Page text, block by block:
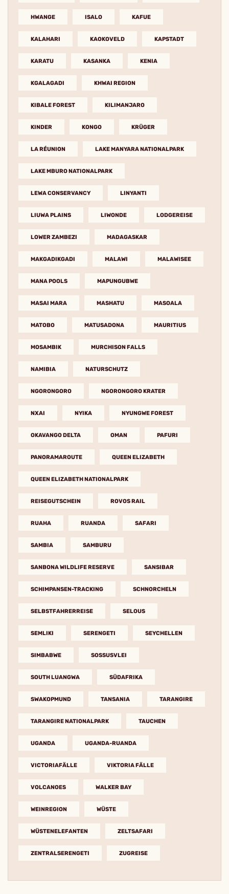
HWANGE ISALO KAFUE
KALAHARI KAOKOVELD KAPSTADT
KARATU KASANKA KENIA
KGALAGADI KHWAI REGION
KIBALE FOREST KILIMANJARO
KINDER KONGO KRÜGER
LA RÉUNION LAKE MANYARA NATIONALPARK
LAKE MBURO NATIONALPARK
LEWA CONSERVANCY LINYANTI
LIUWA PLAINS LIWONDE LODGEREISE
LOWER ZAMBEZI MADAGASKAR
MAKGADIKGADI MALAWI MALAWISEE
MANA POOLS MAPUNGUBWE
MASAI MARA MASHATU MASOALA
MATOBO MATUSADONA MAURITIUS
MOSAMBIK MURCHISON FALLS
NAMIBIA NATURSCHUTZ
NGORONGORO NGORONGORO KRATER
NXAI NYIKA NYUNGWE FOREST
OKAVANGO DELTA OMAN PAFURI
PANORAMAROUTE QUEEN ELIZABETH
QUEEN ELIZABETH NATIONALPARK
REISEGUTSCHEIN ROVOS RAIL
RUAHA RUANDA SAFARI
SAMBIA SAMBURU
SANBONA WILDLIFE RESERVE SANSIBAR
SCHIMPANSEN-TRACKING SCHNORCHELN
SELBSTFAHRERREISE SELOUS
SEMLIKI SERENGETI SEYCHELLEN
SIMBABWE SOSSUSVLEI
SOUTH LUANGWA SÜDAFRIKA
SWAKOPMUND TANSANIA TARANGIRE
TARANGIRE NATIONALPARK TAUCHEN
UGANDA UGANDA-RUANDA
VICTORIAFÄLLE VIKTORIA FÄLLE
VOLCANOES WALKER BAY
WEINREGION WÜSTE
WÜSTENELEFANTEN ZELTSAFARI
ZENTRALSERENGETI ZUGREISE